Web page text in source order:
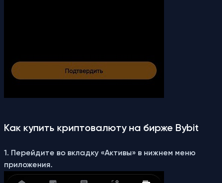
Как купить криптовалюту на бирже Bybit
1. Перейдите во вкладку «Активы» в нижнем меню
приложения.